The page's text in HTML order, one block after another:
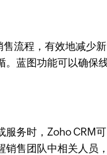
流程，有效地减少
蓝图功能可以确
务时，Zoho CRM
售团队中相关人